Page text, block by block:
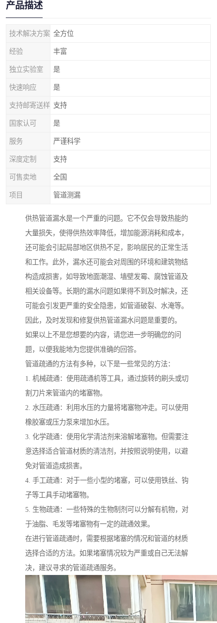
产品描述
技术解决方案 全方位
经验 丰富
独立实验室 是
快速响应 是
支持邮寄送样 支持
国家认可 是
服务 严谨科学
深度定制 支持
可售卖地 全国
项目 管道测漏
供热管道漏水是一个严重的问题。它不仅会导致热能的
大量损失，使得供热效率降低，增加能源消耗和成本，
还可能会引起局部地区供热不足，影响居民的正常生活
和工作。此外，漏水还可能会对周围的环境和建筑物结
构造成损害，如导致地面潮湿、墙壁发霉、腐蚀管道及
相关设备等。长期的漏水问题如果得不到及时解决，还
可能会引发更严重的安全隐患，如管道破裂、水淹等。
因此，及时发现和修复供热管道漏水问题是重要的。
如果以上不是您想要的内容，请您进一步明确您的问
题，以便我能地为您提供准确的回答。
管道疏通的方法有多种，以下是一些常见的方法：
1. 机械疏通：使用疏通机等工具，通过旋转的刷头或切
割刀片来管道内的堵塞物。
2. 水压疏通：利用水压的力量将堵塞物冲走。可以使用
橡胶塞或压力泵来增加水压。
3. 化学疏通：使用化学清洁剂来溶解堵塞物。但需要注
意选择适合管道材质的清洁剂，并按照说明使用，以避
免对管道造成损害。
4. 手工疏通：对于一些小型的堵塞，可以使用铁丝、钩
子等工具手动堵塞物。
5. 生物疏通：一些特殊的生物制剂可以分解有机物，对
于油脂、毛发等堵塞物有一定的疏通效果。
在进行管道疏通时，需要根据堵塞的情况和管道的材质
选择合适的方法。如果堵塞情况较为严重或自己无法解
决，建议寻求的管道疏通服务。